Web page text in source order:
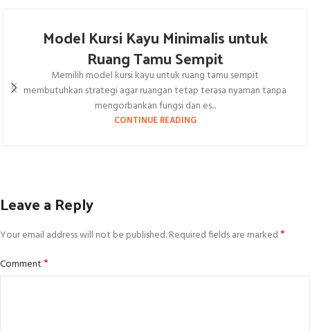
Model Kursi Kayu Minimalis untuk
Ruang Tamu Sempit
Memilih model kursi kayu untuk ruang tamu sempit
membutuhkan strategi agar ruangan tetap terasa nyaman tanpa
mengorbankan fungsi dan es...
CONTINUE READING
Leave a Reply
Your email address will not be published.Required fields are marked*
Comment*